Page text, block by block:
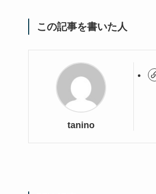
この記事を書いた人
tanino